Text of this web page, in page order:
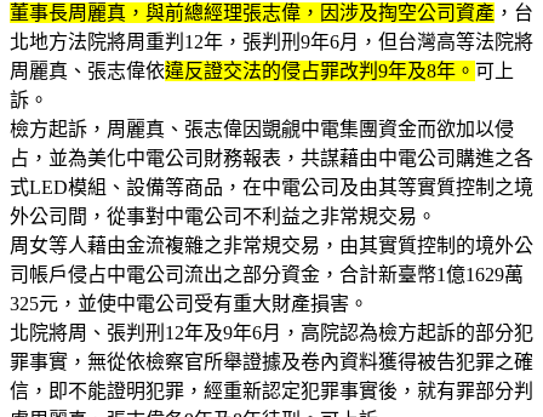
董事長周麗真，與前總經理張志偉，因涉及掏空公司資產 ，台
北地方法院將周重判12年，張判刑9年6月，但台灣高等法院將
周麗真、張志偉依違反證交法的侵占罪改判9年及8年。 可上
訴。
檢方起訴，周麗真、張志偉因覬覦中電集團資金而欲加以侵
占，並為美化中電公司財務報表，共謀藉由中電公司購進之各
式LED模組、設備等商品，在中電公司及由其等實質控制之境
外公司間，從事對中電公司不利益之非常規交易。
周女等人藉由金流複雜之非常規交易，由其實質控制的境外公
司帳戶侵占中電公司流出之部分資金，合計新臺幣1億1629萬
325元，並使中電公司受有重大財產損害。
北院將周、張判刑12年及9年6月，高院認為檢方起訴的部分犯
罪事實，無從依檢察官所舉證據及卷內資料獲得被告犯罪之確
信，即不能證明犯罪，經重新認定犯罪事實後，就有罪部分判